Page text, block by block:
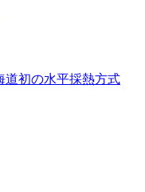
道初の水平採熱方式